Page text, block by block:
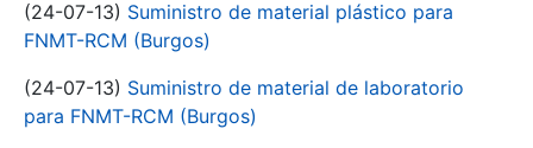
(24-07-13) Suministro de material plástico para
FNMT-RCM (Burgos)
(24-07-13) Suministro de material de laboratorio
para FNMT-RCM (Burgos)